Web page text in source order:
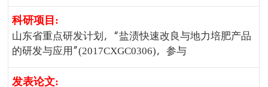
科研项目 :
山东省重点研发计划，“盐渍快速改良与地力培肥产品
的研发与应用”(2017CXGC0306)，参与
发表论文: